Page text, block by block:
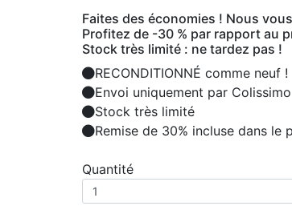
Faites des économies ! Nous
Profitez de -30 % par rapport au
Stock très limité : ne tardez pas !
RECONDITIONNÉ comme neuf !
Envoi uniquement par Colissimo
Stock très limité
Remise de 30% incluse dans le
Quantité